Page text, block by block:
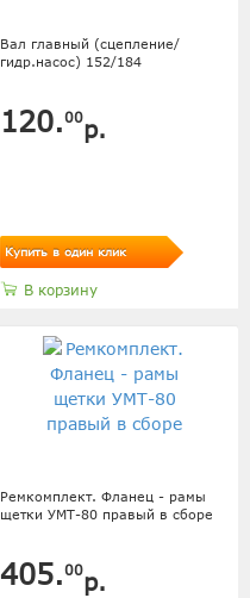
Вал главный (сцепление/
гидр.насос) 152/184
120.00р.
Купить в один клик
В корзину
Ремкомплект. Фланец - рамы
щетки УМТ-80 правый в сборе
405.00р.